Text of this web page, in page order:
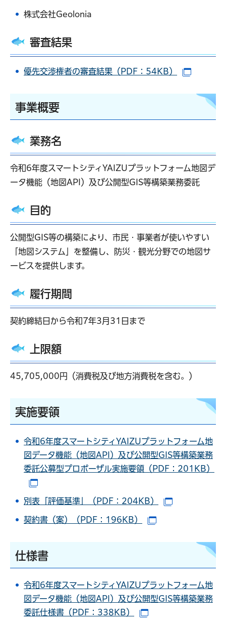
株式会社Geolonia
審査結果
優先交渉権者の審査結果（PDF：54KB）
事業概要
業務名
令和6年度スマートシティYAIZUプラットフォーム地図デ
ータ機能（地図API）及び公開型GIS等構築業務委託
目的
公開型GIS等の構築により、市民・事業者が使いやすい
「地図システム」を整備し、防災・観光分野での地図サ
ービスを提供します。
履行期間
契約締結日から令和7年3月31日まで
上限額
45,705,000円（消費税及び地方消費税を含む。）
実施要領
令和6年度スマートシティYAIZUプラットフォーム地
図データ機能（地図API）及び公開型GIS等構築業務
委託公募型プロポーザル実施要領（PDF：201KB）
別表「評価基準」（PDF：204KB）
契約書（案）（PDF：196KB）
仕様書
令和6年度スマートシティYAIZUプラットフォーム地
図データ機能（地図API）及び公開型GIS等構築業務
委託仕様書（PDF：338KB）